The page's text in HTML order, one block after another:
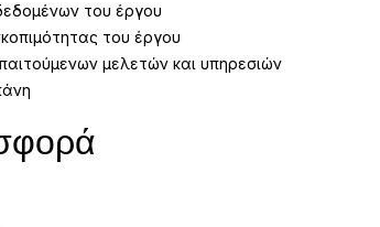
του έργου
του έργου
μελετών και υπηρεσιών